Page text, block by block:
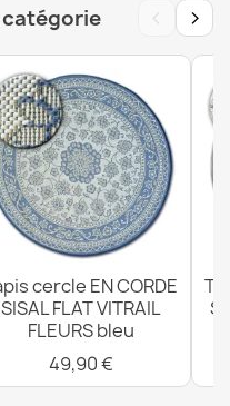
cadre blanc - PRODUIT
SISAL extérieur beige
‹ ›
cercle EN CORDE
SISAL FLAT VITRAIL
FLEURS bleu
49,90 €